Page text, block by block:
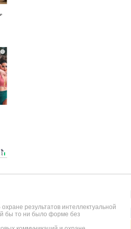
i
результатов интеллектуальной
бы то ни было форме без